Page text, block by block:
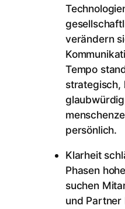
verändern
Tempo
strategisch,
persönlich.
Klarheit
Phasen
suchen
und